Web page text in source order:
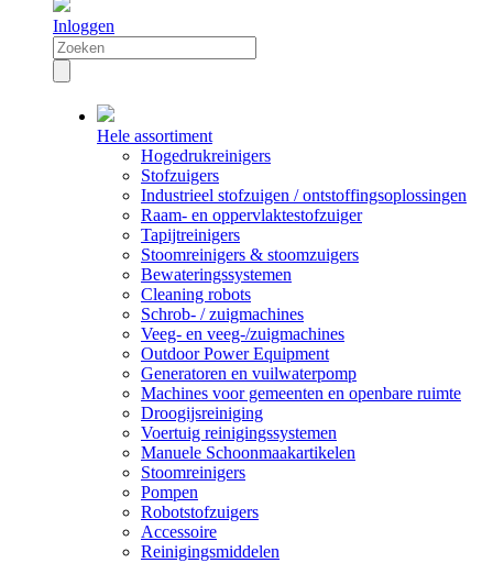
Inloggen
Hele assortiment
Hogedrukreinigers
Stofzuigers
Industrieel stofzuigen / ontstoffingsoplossingen
Raam- en oppervlaktestofzuiger
Tapijtreinigers
Stoomreinigers & stoomzuigers
Bewateringssystemen
Cleaning robots
Schrob- / zuigmachines
Veeg- en veeg-/zuigmachines
Outdoor Power Equipment
Generatoren en vuilwaterpomp
Machines voor gemeenten en openbare ruimte
Droogijsreiniging
Voertuig reinigingssystemen
Manuele Schoonmaakartikelen
Stoomreinigers
Pompen
Robotstofzuigers
Accessoire
Reinigingsmiddelen